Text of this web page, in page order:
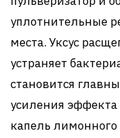
уплотнительные
места. Уксус
устраняет
становится
усиления
капель